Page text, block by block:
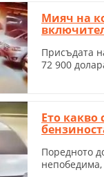
Мияч на
Присъдата
72 900
Ето какво
Поредното